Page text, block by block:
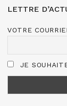
LETTRE
VOTRE COURRIEL
JE